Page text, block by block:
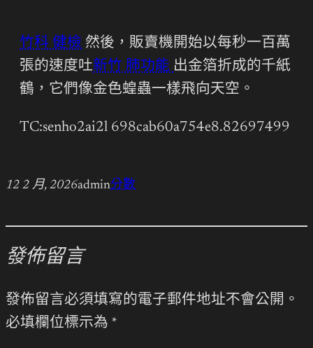
竹科 健檢 然後，販賣機開始以每秒一百萬
張的速度吐新竹 肺功能 出金箔折成的千紙
鶴，它們像金色蝗蟲一樣飛向天空。
TC:senho2ai2l 698cab60a754e8.82697499
12 2 月, 2026admin分數
發佈留言
發佈留言必須填寫的電子郵件地址不會公開。
必填欄位標示為 *